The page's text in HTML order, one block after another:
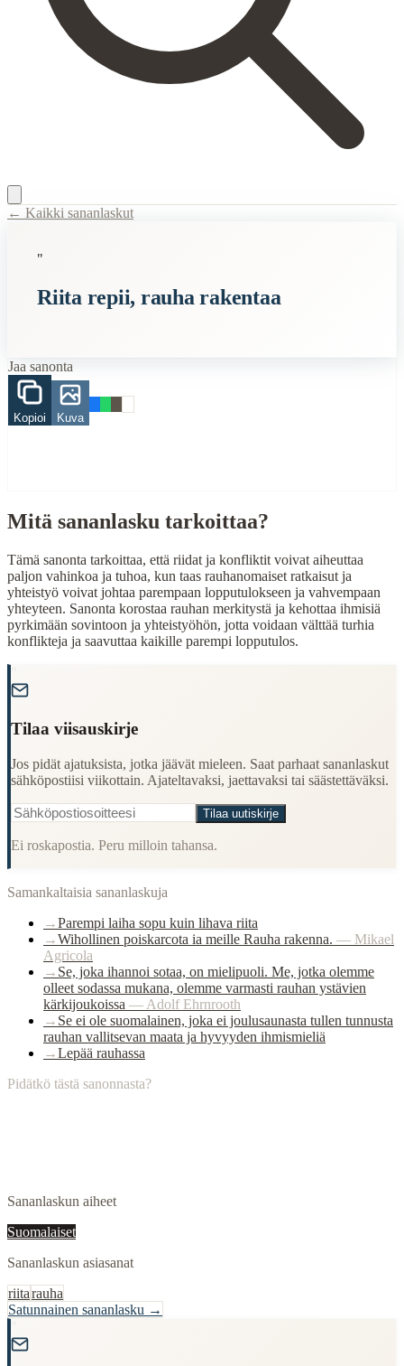
Description:Tämä sanonta tarkoittaa, että riidat ja konfliktit voivat
Suomalaiset
Related Topics
Finding Finnish proverbs about specific topics
Learning Finnish language through proverbs
Finding quotes for speeches or writing
Cultural Context
Language: Finnish (suomi)
Period:
← Kaikki sananlaskut
"
Riita repii, rauha rakentaa
Jaa sanonta
Kopioi Kuva
Mitä sananlasku tarkoittaa?
Tämä sanonta tarkoittaa, että riidat ja konfliktit voivat aiheuttaa
paljon vahinkoa ja tuhoa, kun taas rauhanomaiset ratkaisut ja
yhteistyö voivat johtaa parempaan lopputulokseen ja vahvempaan
yhteyteen. Sanonta korostaa rauhan merkitystä ja kehottaa ihmisiä
pyrkimään sovintoon ja yhteistyöhön, jotta voidaan välttää turhia
konflikteja ja saavuttaa kaikille parempi lopputulos.
Tilaa viisauskirje
Jos pidät ajatuksista, jotka jäävät mieleen. Saat parhaat sananlaskut
sähköpostiisi viikottain. Ajateltavaksi, jaettavaksi tai säästettäväksi.
Tilaa uutiskirje
Ei roskapostia. Peru milloin tahansa.
Samankaltaisia sananlaskuja
→Parempi laiha sopu kuin lihava riita
→Wihollinen poiskarcota ia meille Rauha rakenna. — Mikael
Agricola
→ Se, joka ihannoi sotaa, on mielipuoli. Me, jotka olemme
olleet sodassa mukana, olemme varmasti rauhan ystävien
kärkijoukoissa — Adolf Ehrnrooth
→ Se ei ole suomalainen, joka ei joulusaunasta tullen tunnusta
rauhan vallitsevan maata ja hyvyyden ihmismieliä
→Lepää rauhassa
Pidätkö tästä sanonnasta?
Sananlaskun aiheet
Suomalaiset
Sananlaskun asiasanat
riitarauha
Satunnainen sananlasku →